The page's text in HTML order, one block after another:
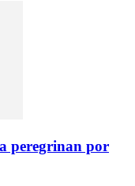
peregrinan por